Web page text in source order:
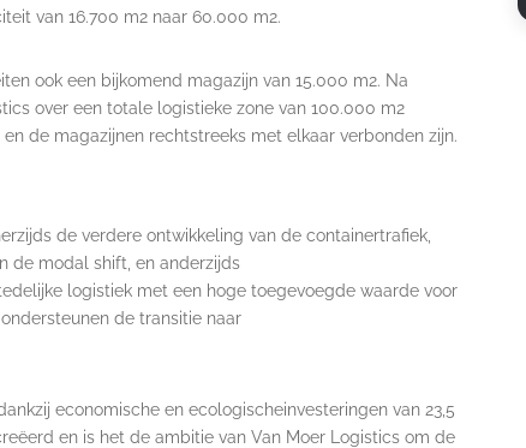
van 16.700 m2 naar 60.000 m2.
ook een bijkomend magazijn van 15.000 m2. Na
over een totale logistieke zone van 100.000 m2
de magazijnen rechtstreeks met elkaar verbonden zijn.
de verdere ontwikkeling van de containertrafiek,
de modal shift, en anderzijds
logistiek met een hoge toegevoegde waarde voor
de transitie naar
economische en ecologischeinvesteringen van 23,5
en is het de ambitie van Van Moer Logistics om de